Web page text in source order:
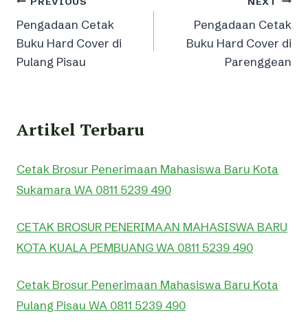
navigation
Pengadaan Cetak
Buku Hard Cover di
Pulang Pisau
Pengadaan Cetak
Buku Hard Cover di
Parenggean
Artikel Terbaru
Cetak Brosur Penerimaan Mahasiswa Baru Kota
Sukamara WA 0811 5239 490
CETAK BROSUR PENERIMAAN MAHASISWA BARU
KOTA KUALA PEMBUANG WA 0811 5239 490
Cetak Brosur Penerimaan Mahasiswa Baru Kota
Pulang Pisau WA 0811 5239 490